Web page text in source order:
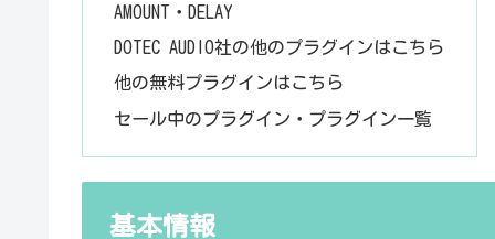
AMOUNT・DELAY
DOTEC AUDIO社の他のプラグインはこちら
他の無料プラグインはこちら
セール中のプラグイン・プラグイン一覧
基本情報